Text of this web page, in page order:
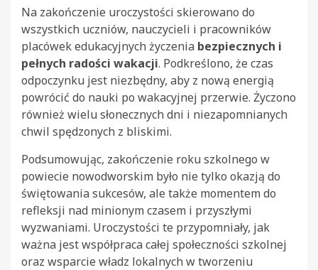
Na zakończenie uroczystości skierowano do
wszystkich uczniów, nauczycieli i pracowników
placówek edukacyjnych życzenia bezpiecznych i
pełnych radości wakacji. Podkreślono, że czas
odpoczynku jest niezbędny, aby z nową energią
powrócić do nauki po wakacyjnej przerwie. Życzono
również wielu słonecznych dni i niezapomnianych
chwil spędzonych z bliskimi.
Podsumowując, zakończenie roku szkolnego w
powiecie nowodworskim było nie tylko okazją do
świętowania sukcesów, ale także momentem do
refleksji nad minionym czasem i przyszłymi
wyzwaniami. Uroczystości te przypomniały, jak
ważna jest współpraca całej społeczności szkolnej
oraz wsparcie władz lokalnych w tworzeniu